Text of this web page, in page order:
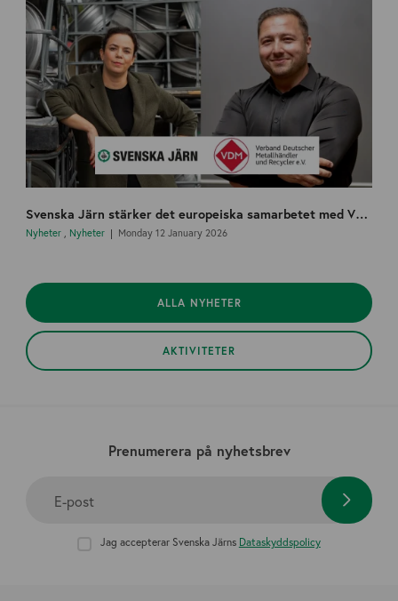
Svenska Järn stärker det europeiska samarbetet med VDM och startar en nordisk arbetsgrupp
Nyheter , Nyheter Monday 12 January 2026
ALLA NYHETER
AKTIVITETER
Prenumerera på nyhetsbrev
E-post
Jag accepterar Svenska Järns Dataskyddspolicy